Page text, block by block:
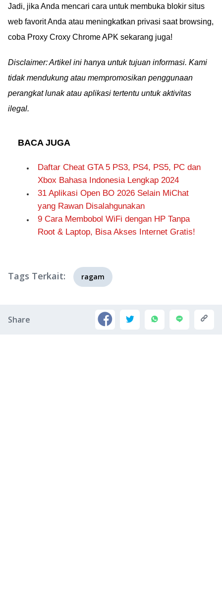
Jadi, jika Anda mencari cara untuk membuka blokir situs
web favorit Anda atau meningkatkan privasi saat browsing,
coba Proxy Croxy Chrome APK sekarang juga!
Disclaimer: Artikel ini hanya untuk tujuan informasi. Kami
tidak mendukung atau mempromosikan penggunaan
perangkat lunak atau aplikasi tertentu untuk aktivitas
ilegal.
BACA JUGA
Daftar Cheat GTA 5 PS3, PS4, PS5, PC dan
Xbox Bahasa Indonesia Lengkap 2024
31 Aplikasi Open BO 2026 Selain MiChat
yang Rawan Disalahgunakan
9 Cara Membobol WiFi dengan HP Tanpa
Root & Laptop, Bisa Akses Internet Gratis!
Tags Terkait: ragam
Share